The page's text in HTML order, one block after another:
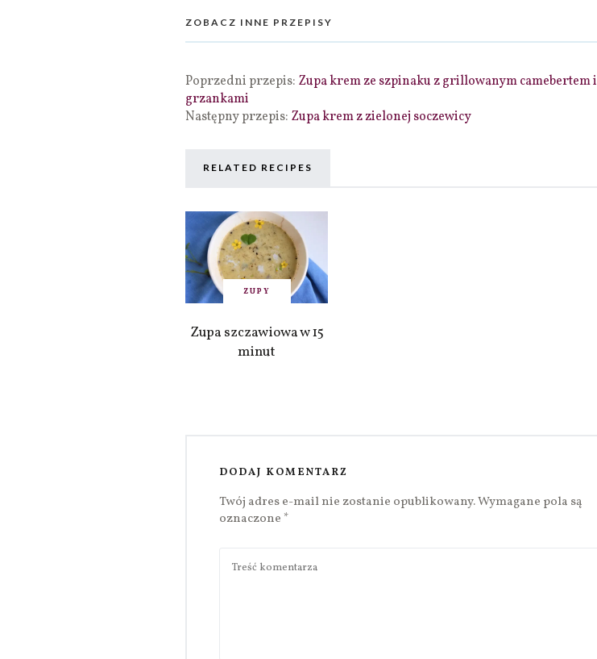
ZOBACZ INNE PRZEPISY
Poprzedni przepis: Zupa krem ze szpinaku z grillowanym camebertem i
grzankami
Następny przepis: Zupa krem z zielonej soczewicy
RELATED RECIPES
ZUPY
Zupa szczawiowa w 15
minut
DODAJ KOMENTARZ
Twój adres e-mail nie zostanie opublikowany.Wymagane pola są
oznaczone *